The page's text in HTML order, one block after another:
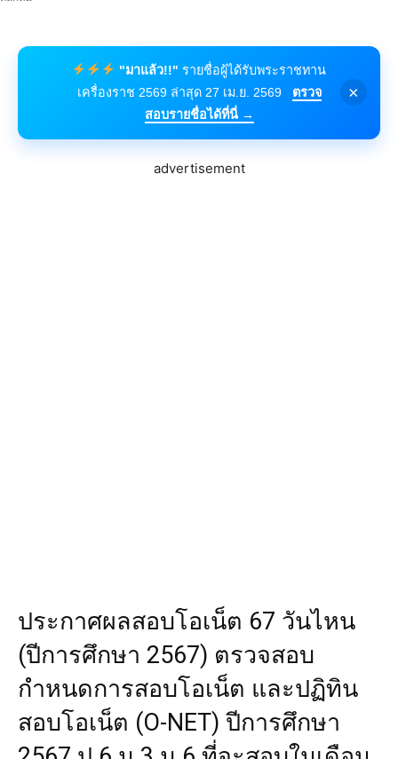
"มาแล้ว!!" รายชื่อผู้ได้รับพระราชทาน
เครื่องราช 2569 ล่าสุด 27 เม.ย. 2569
ตรวจ
สอบรายชื่อได้ที่นี่ →
×
advertisement
ประกาศผลสอบโอเน็ต 67 วันไหน
(ปีการศึกษา 2567) ตรวจสอบ
กำหนดการสอบโอเน็ต และปฏิทิน
สอบโอเน็ต (O-NET) ปีการศึกษา